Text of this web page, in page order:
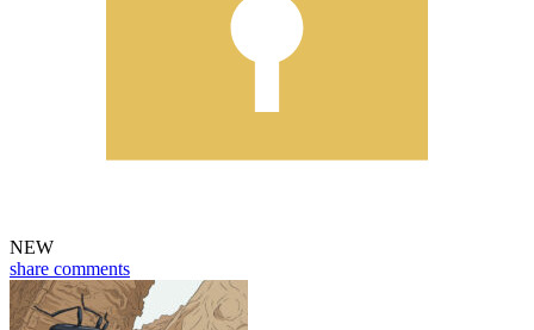
NEW
share comments